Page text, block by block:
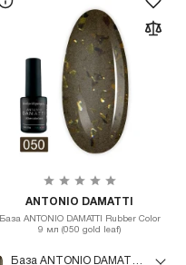
ANTONIO DAMATTI
База ANTONIO DAMATTI Rubber Color
9 мл (050 gold leaf)
База ANTONIO DAMATTI Rubber Color 9 мл (050 gold leaf)